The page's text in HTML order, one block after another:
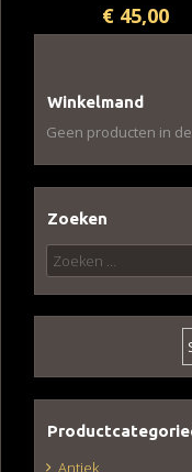
€ 45,00
Winkelmand
Geen producten in
Zoeken
Zoeken
naar:
Antiek